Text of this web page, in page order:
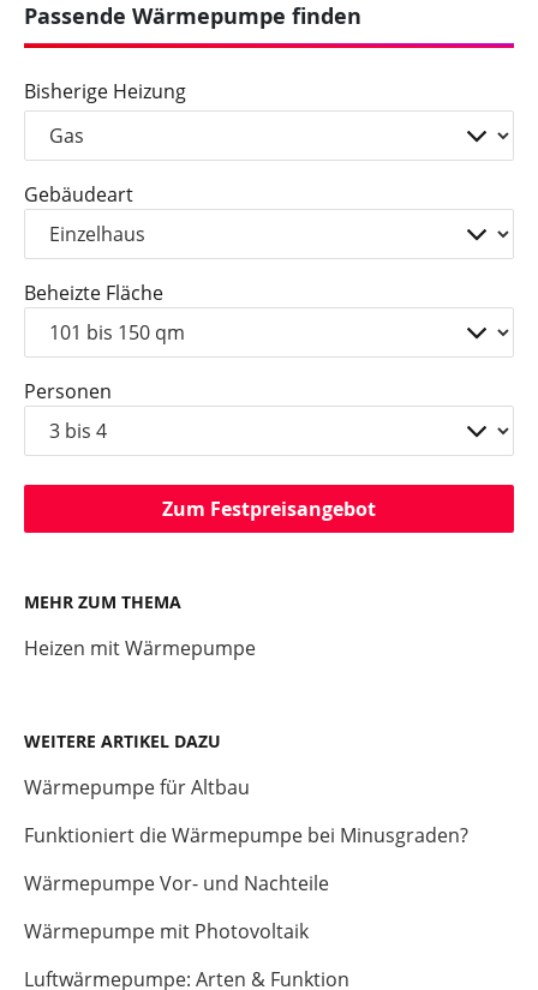
Passende Wärmepumpe finden
Bisherige Heizung
Gebäudeart
Beheizte Fläche
Personen
Zum Festpreisangebot
MEHR ZUM THEMA
Heizen mit Wärmepumpe
WEITERE ARTIKEL DAZU
Wärmepumpe für Altbau
Funktioniert die Wärmepumpe bei Minusgraden?
Wärmepumpe Vor- und Nachteile
Wärmepumpe mit Photovoltaik
Luftwärmepumpe: Arten & Funktion